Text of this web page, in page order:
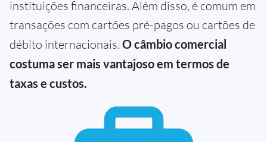
instituições financeiras. Além disso, é comum em
transações com cartões pré-pagos ou cartões de
débito internacionais. O câmbio comercial
costuma ser mais vantajoso em termos de
taxas e custos.